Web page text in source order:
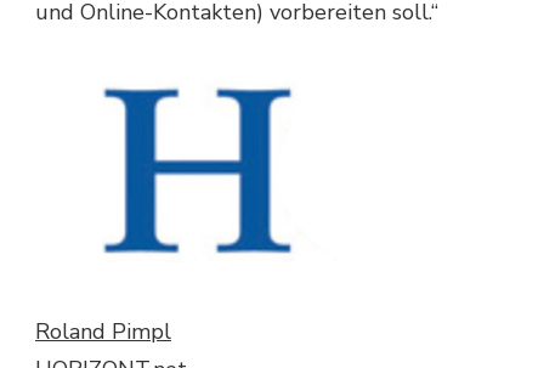
und Online-Kontakten) vorbereiten soll.“
Roland Pimpl